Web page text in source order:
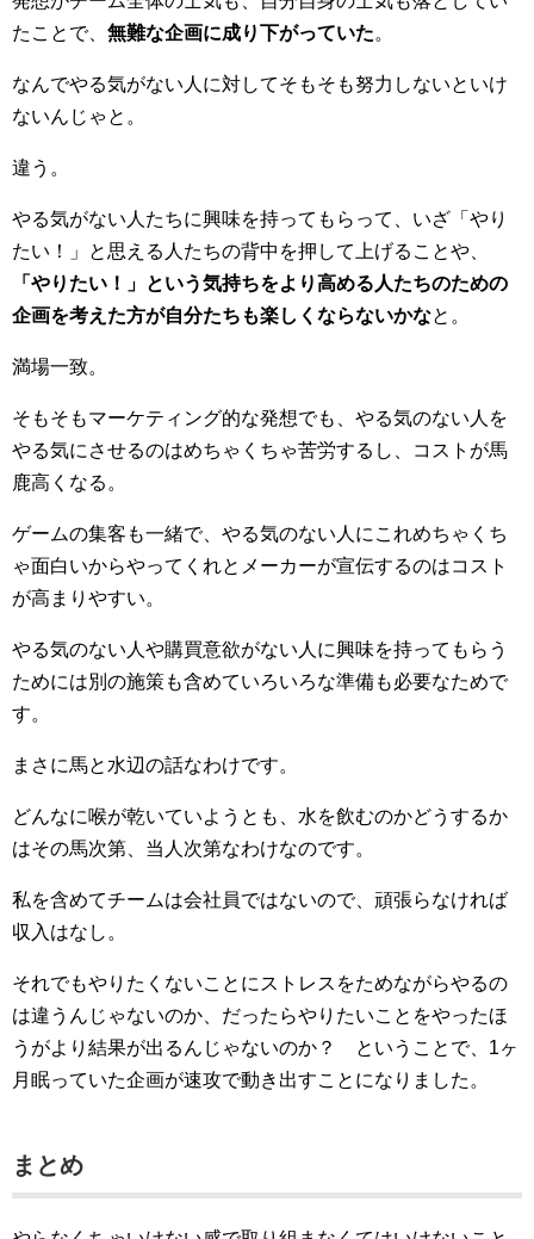
たことで、 無難な企画に成り下がっていた。
なんでやる気がない人に対してそもそも努力しないといけ
ないんじゃと。
違う。
やる気がない人たちに興味を持ってもらって、いざ「やり
たい！」と思える人たちの背中を押して上げることや、
「やりたい！」という気持ちをより高める人たちのための
企画を考えた方が自分たちも楽しくならないかなと。
満場一致。
そもそもマーケティング的な発想でも、やる気のない人を
やる気にさせるのはめちゃくちゃ苦労するし、コストが馬
鹿高くなる。
ゲームの集客も一緒で、やる気のない人にこれめちゃくち
ゃ面白いからやってくれとメーカーが宣伝するのはコスト
が高まりやすい。
やる気のない人や購買意欲がない人に興味を持ってもらう
ためには別の施策も含めていろいろな準備も必要なためで
す。
まさに馬と水辺の話なわけです。
どんなに喉が乾いていようとも、水を飲むのかどうするか
はその馬次第、当人次第なわけなのです。
私を含めてチームは会社員ではないので、頑張らなければ
収入はなし。
それでもやりたくないことにストレスをためながらやるの
は違うんじゃないのか、だったらやりたいことをやったほ
うがより結果が出るんじゃないのか？ ということで、1ヶ
月眠っていた企画が速攻で動き出すことになりました。
まとめ